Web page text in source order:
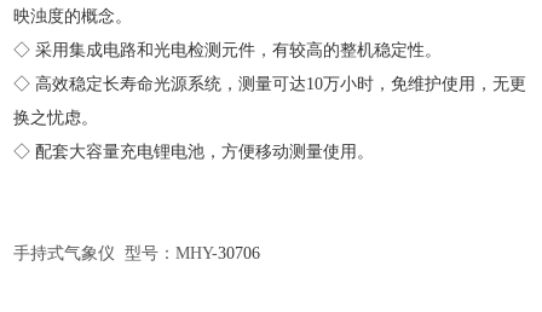
映浊度的概念。
◇ 采用集成电路和光电检测元件，有较高的整机稳定性。
◇ 高效稳定长寿命光源系统，测量可达10万小时，免维护使用，无更
换之忧虑。
◇ 配套大容量充电锂电池，方便移动测量使用。
手持式气象仪 型号：MHY-30706